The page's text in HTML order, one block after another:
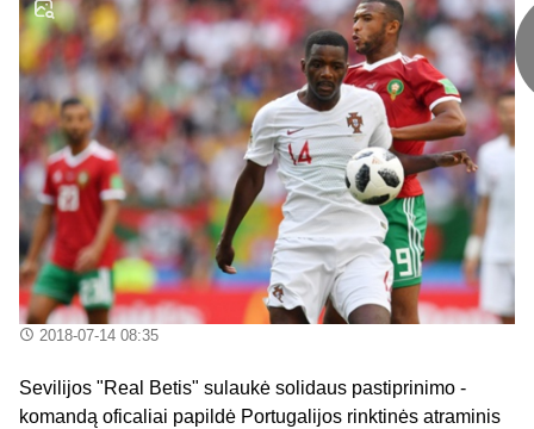
2018-07-14 08:35
Sevilijos "Real Betis" sulaukė solidaus pastiprinimo -
komandą oficaliai papildė Portugalijos rinktinės atraminis